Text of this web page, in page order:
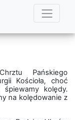
Pańskiego
Kościoła, choć
kolędy.
na kolędowanie z